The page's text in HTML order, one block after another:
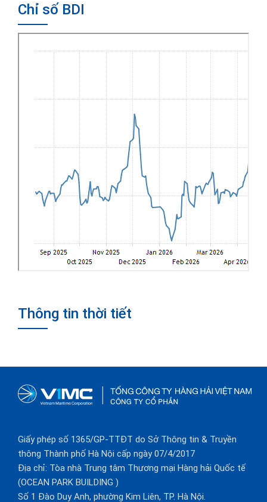
Chỉ số BDI
Thông tin thời tiết
Giấy phép số 1365/GP-TTĐT do Sở Thông tin & Truyền
thông Thành phố Hà Nội cấp ngày 07/4/2017
Địa chỉ: Tòa nhà Trung tâm Thương mại Hàng hải Quốc tế
(OCEAN PARK BUILDING )
Số 1 Đào Duy Anh, phường Kim Liên, TP. Hà Nội.